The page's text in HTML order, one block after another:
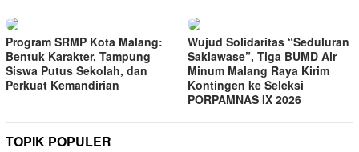
Program SRMP Kota Malang:
Bentuk Karakter, Tampung
Siswa Putus Sekolah, dan
Perkuat Kemandirian
Wujud Solidaritas “Seduluran
Saklawase”, Tiga BUMD Air
Minum Malang Raya Kirim
Kontingen ke Seleksi
PORPAMNAS IX 2026
TOPIK POPULER